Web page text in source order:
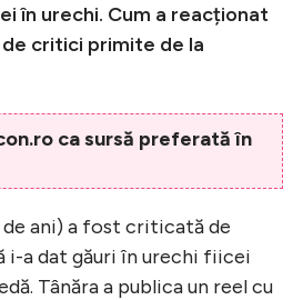
cont
în urechi. Cum a reacționat
critici primite de la
ca sursă preferată în
ani) a fost criticată de
i-a dat găuri în urechi fiicei
Tânăra a publica un reel cu